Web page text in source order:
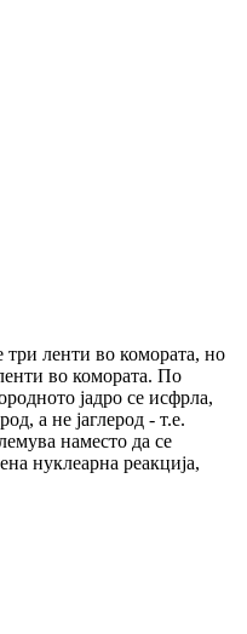
ленти во комората, но
во комората. По
јадро се исфрла,
а не јаглерод - т.е.
наместо да се
нуклеарна реакција,